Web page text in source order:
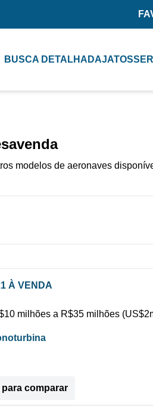
BUSCA DETALHADAJATOS
modelos de aeronaves
À VENDA
milhões a R$35 milhões
comparar